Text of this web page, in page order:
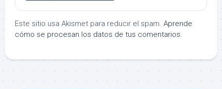
Este sitio usa Akismet para reducir el spam. Aprende
cómo se procesan los datos de tus comentarios.